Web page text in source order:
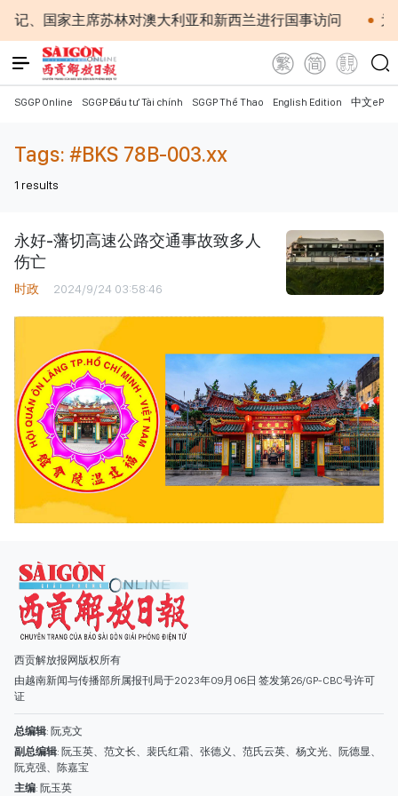
记、国家主席苏林对澳大利亚和新西兰进行国事访问 为
SGGP Online SGGP Đầu tư Tài chính SGGP Thể Thao English Edition 中文
Tags: #BKS 78B-003.xx
1 results
永好-藩切高速公路交通事故致多人
伤亡
时政 2024/9/24 03:58:46
西贡解放报网版权所有
由越南新闻与传播部所属报刊局于2023年09月06日 签发第26/GP-CBC号许可
证
总编辑: 阮克文
副总编辑: 阮玉英、范文长、裴氏红霜、张德义、范氏云英、杨文光、阮德显、
阮克强、陈嘉宝
主编: 阮玉英